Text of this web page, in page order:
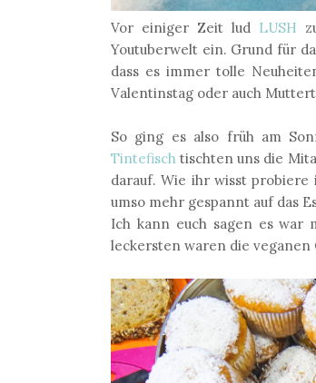
Vor einiger Zeit lud LUSH
Youtuberwelt ein. Grund für
dass es immer tolle
Valentinstag oder auch
So ging es also früh am
Tintefisch tischten uns die
darauf. Wie ihr wisst
umso mehr gespannt auf das
Ich kann euch sagen es war
leckersten waren die veganen